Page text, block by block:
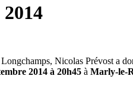
Nicolas Prévost a
2014 à 20h45 à Marly-le-